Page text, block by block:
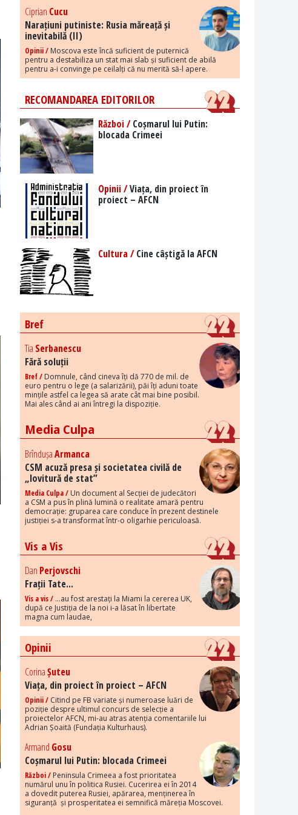
Ciprian Cucu
Narațiuni putiniste: Rusia măreață și
inevitabilă (II)
Opinii / Moscova este încă suficient de puternică
pentru a destabiliza un stat mai slab și suficient de abilă
pentru a-i convinge pe ceilalți că nu merită să-l apere.
RECOMANDAREA EDITORILOR
Război /Coșmarul lui Putin:
blocada Crimeei
Opinii /Viața, din proiect în
proiect – AFCN
Cultura /Cine câștigă la AFCN
Bref
Tia Serbanescu
Fără soluții
Bref / Domnule, când cineva îți dă 770 de mil. de
euro pentru o lege (a salarizării), păi îți aduni toate
mințile astfel ca legea să arate cât mai bine posibil.
Mai ales când ai ani întregi la dispoziție.
Media Culpa
BrîndușaArmanca
CSM acuză presa și societatea civilă de
„lovitură de stat”
Media Culpa / Un document al Secției de judecători
a CSM a pus în plină lumină o realitate amară pentru
democrație: gruparea care conduce în prezent destinele
justiției s-a transformat într-o oligarhie periculoasă.
Vis a Vis
Dan Perjovschi
Frații Tate...
Vis a vis / ...au fost arestați la Miami la cererea UK,
după ce Justiția de la noi i-a lăsat în libertate
magna cum laudae,
Opinii
CorinaȘuteu
Viața, din proiect în proiect – AFCN
Opinii / Citind pe FB variate și numeroase luări de
poziție despre ultimul concurs de selecție a
proiectelor AFCN, mi-au atras atenția comentariile lui
Adrian Șoaită (Fundația Kulturhaus).
Armand Gosu
Coșmarul lui Putin: blocada Crimeei
Război / Peninsula Crimeea a fost prioritatea
numărul unu în politica Rusiei. Cucerirea ei în 2014
a dovedit puterea Rusiei, apărarea, menținerea în
siguranță și prosperitatea ei semnifică măreția Moscovei.